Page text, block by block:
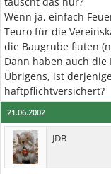
Wenn ja, einfach
Teuro für die
die Baugrube fluten
Dann haben auch die
Übrigens, ist
haftpflichtversichert?
21.06.2002
JDB